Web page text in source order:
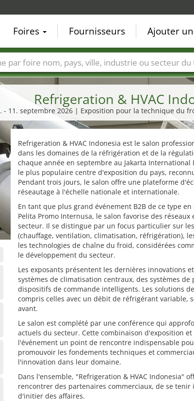
Refrigeration & HVAC
- 11. septembre 2026 | Exposition pour la technique du
Refrigeration & HVAC Indonesia est le salon
dans les domaines de la réfrigération et de la
chaque année en septembre au Jakarta International
le plus populaire centre d'exposition du pays,
Pendant trois jours, le salon offre une plateforme
réseautage à l'échelle nationale et internationale.
En tant que plus grand événement B2B de ce type
Pelita Promo Internusa, le salon favorise des
secteur. Il se distingue par un focus particulier sur les
(chauffage, ventilation, climatisation, réfrigération),
les technologies de chaîne du froid, considérées
le développement du secteur.
Les exposants présentent les dernières innovations
systèmes de climatisation centraux, des systèmes
dispositifs de commande intelligents. Les solutions
compris celles avec un débit de réfrigérant variable,
avant.
Le salon est complété par une conférence qui
actuels du secteur. Cette combinaison d'exposition
l'événement un point de rencontre indispensable
promouvoir les fondements techniques et
l'innovation dans leur domaine.
Dans l'ensemble, "Refrigeration & HVAC Indonesia"
rencontrer des partenaires commerciaux, de se
d'initier des affaires.
Foires Fournisseurs Ajouter
Pays Villes Secteurs de foire Secteurs